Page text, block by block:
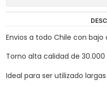
Envios a todo Chile con bajo
Torno alta calidad de 30.000
Ideal para ser utilizado